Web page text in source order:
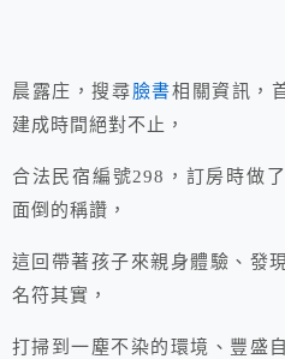
晨露庄，搜尋臉書相關資訊，
建成時間絕對不止，
合法民宿編號298，訂房時做
面倒的稱讚，
這回帶著孩子來親身體驗、發
名符其實，
打掃到一塵不染的環境、豐盛